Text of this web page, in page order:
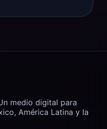
medio digital para
América Latina y la